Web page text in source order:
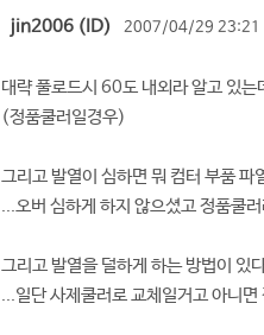
jin2006 (ID) 2007/04/29 23:21
대략 풀로드시 60도 내외라 알고 있는
(정품쿨러일경우)
그리고 발열이 심하면 뭐 컴터 부품 파
...오버 심하게 하지 않으셨고 정품쿨
그리고 발열을 덜하게 하는 방법이 있
...일단 사제쿨러로 교체일거고 아니